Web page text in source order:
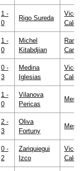
1 -
0
Rigo Sureda
1 -
0
Michel
Kitabdjian
0 -
3
Medina
Iglesias
1 -
0
Vilanova
Pericas
2 -
3
Oliva
Fortuny
0 -
2
Zariquiegui
Izco